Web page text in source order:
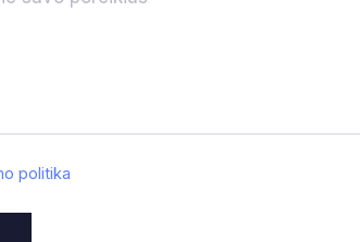
politika